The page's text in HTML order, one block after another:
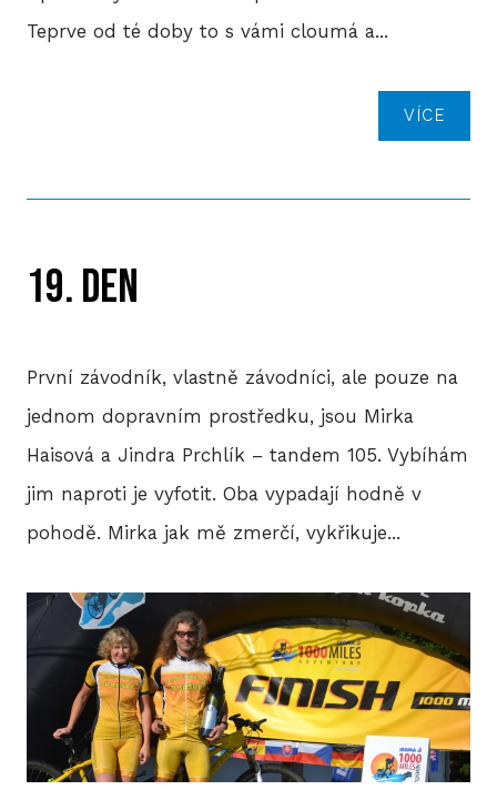
Teprve od té doby to s vámi cloumá a...
VÍCE
19. DEN
První závodník, vlastně závodníci, ale pouze na
jednom dopravním prostředku, jsou Mirka
Haisová a Jindra Prchlík – tandem 105. Vybíhám
jim naproti je vyfotit. Oba vypadají hodně v
pohodě. Mirka jak mě zmerčí, vykřikuje...